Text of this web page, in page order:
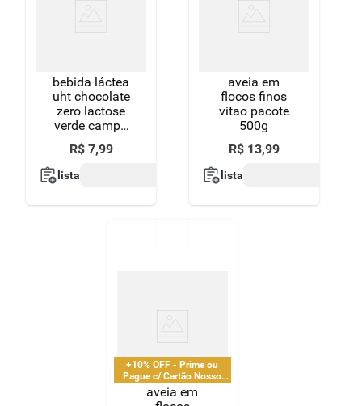
bebida láctea
uht chocolate
zero lactose
verde campo
natural whey
caixa 250ml
R$ 7,99
lista
aveia em
flocos finos
vitao pacote
500g
R$ 13,99
lista
+10% OFF - Prime ou
Pague c/ Cartão Nosso
Pay
aveia em